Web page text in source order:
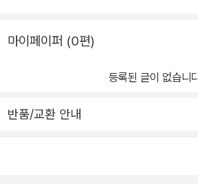
마이페이퍼 (0편)
등록된 글이 없습니
반품/교환 안내